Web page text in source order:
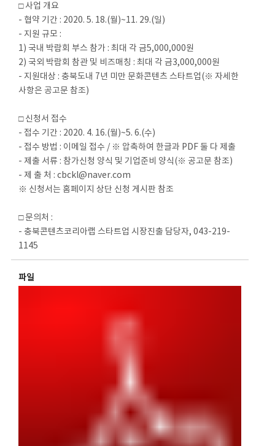
□ 사업 개요
- 협약 기간 : 2020. 5. 18.(월)~11. 29.(일)
- 지원 규모 :
1) 국내 박람회 부스 참가 : 최대 각 금5,000,000원
2) 국외 박람회 참관 및 비즈매칭 : 최대 각 금3,000,000원
- 지원대상 : 충북도내 7년 미만 문화콘텐츠 스타트업(※ 자세한
사항은 공고문 참조)
□ 신청서 접수
- 접수 기간 : 2020. 4. 16.(월)~5. 6.(수)
- 접수 방법 : 이메일 접수 / ※ 압축하여 한글과 PDF 둘 다 제출
- 제출 서류 : 참가신청 양식 및 기업준비 양식(※ 공고문 참조)
- 제 출 처 : cbckl@naver.com
※ 신청서는 홈페이지 상단 신청 게시판 참조
□ 문의처 :
- 충북콘텐츠코리아랩 스타트업 시장진출 담당자, 043-219-
1145
파일